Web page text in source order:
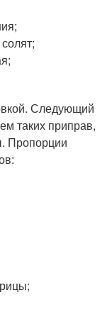
Следующий
таких приправ,
Пропорции